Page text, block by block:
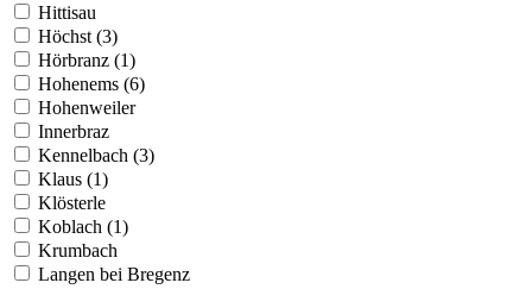
Hittisau
Höchst (3)
Hörbranz (1)
Hohenems (6)
Hohenweiler
Innerbraz
Kennelbach (3)
Klaus (1)
Klösterle
Koblach (1)
Krumbach
Langen bei Bregenz